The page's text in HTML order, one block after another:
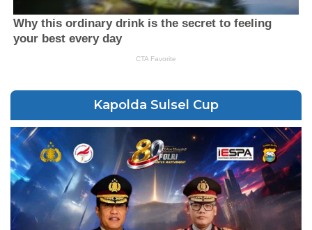
Kapolda Sulsel Cup